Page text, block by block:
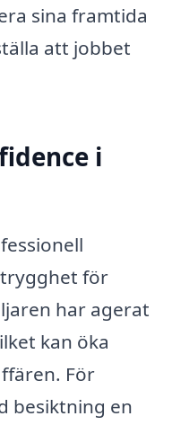
sina framtida
att jobbet
i
för
har agerat
kan öka
För
besiktning en